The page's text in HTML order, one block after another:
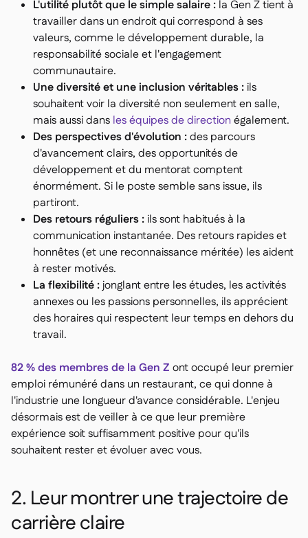
L'utilité plutôt que le simple salaire : la Gen Z tient à
travailler dans un endroit qui correspond à ses
valeurs, comme le développement durable, la
responsabilité sociale et l'engagement
communautaire.
Une diversité et une inclusion véritables : ils
souhaitent voir la diversité non seulement en salle,
mais aussi dans les équipes de direction également.
Des perspectives d'évolution :des parcours
d'avancement clairs, des opportunités de
développement et du mentorat comptent
énormément. Si le poste semble sans issue, ils
partiront.
Des retours réguliers : ils sont habitués à la
communication instantanée. Des retours rapides et
honnêtes (et une reconnaissance méritée) les aident
à rester motivés.
La flexibilité :jonglant entre les études, les activités
annexes ou les passions personnelles, ils apprécient
des horaires qui respectent leur temps en dehors du
travail.
82 % des membres de la Gen Z ont occupé leur premier
emploi rémunéré dans un restaurant, ce qui donne à
l'industrie une longueur d'avance considérable. L'enjeu
désormais est de veiller à ce que leur première
expérience soit suffisamment positive pour qu'ils
souhaitent rester et évoluer avec vous.
2. Leur montrer une trajectoire de
carrière claire